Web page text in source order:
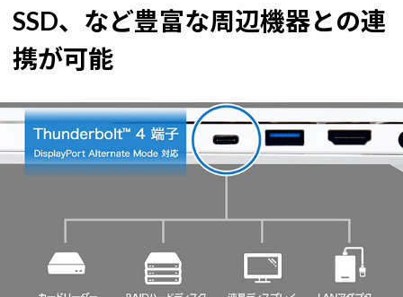
SSD、など豊富な周辺機器との連
携が可能